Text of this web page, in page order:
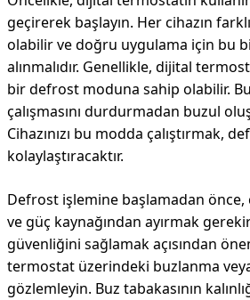
geçirerek başlayın. Her cihazın
olabilir ve doğru uygulama için bu
alınmalıdır. Genellikle, dijital
bir defrost moduna sahip olabilir.
çalışmasını durdurmadan buzul
Cihazınızı bu modda çalıştırmak,
kolaylaştıracaktır.
Defrost işlemine başlamadan önce,
ve güç kaynağından ayırmak
güvenliğini sağlamak açısından
termostat üzerindeki buzlanma
gözlemleyin. Buz tabakasının